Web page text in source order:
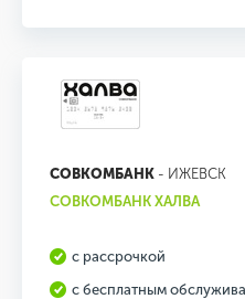
СОВКОМБАНК - ИЖЕВСК
СОВКОМБАНК ХАЛВА
с рассрочкой
с бесплатным